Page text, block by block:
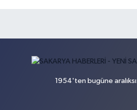
1954'ten bugüne